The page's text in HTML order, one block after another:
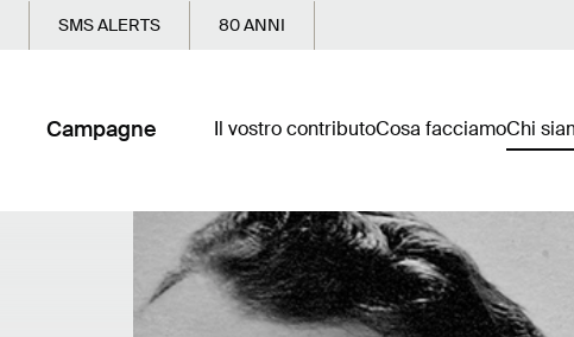
SMS ALERTS 80 ANNI
Campagne Il vostro contributoCosa facciamoChi